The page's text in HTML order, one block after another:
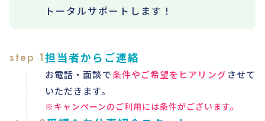
トータルサポートします！
step 1担当者からご連絡
お電話・面談で条件やご希望をヒアリングさせて
いただきます。
※キャンペーンのご利用には条件がございます。